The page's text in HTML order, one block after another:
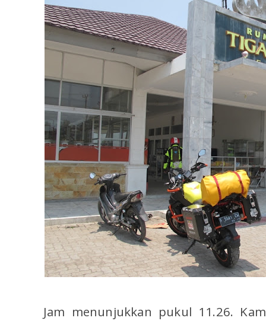
Jam menunjukkan pukul 11.26.